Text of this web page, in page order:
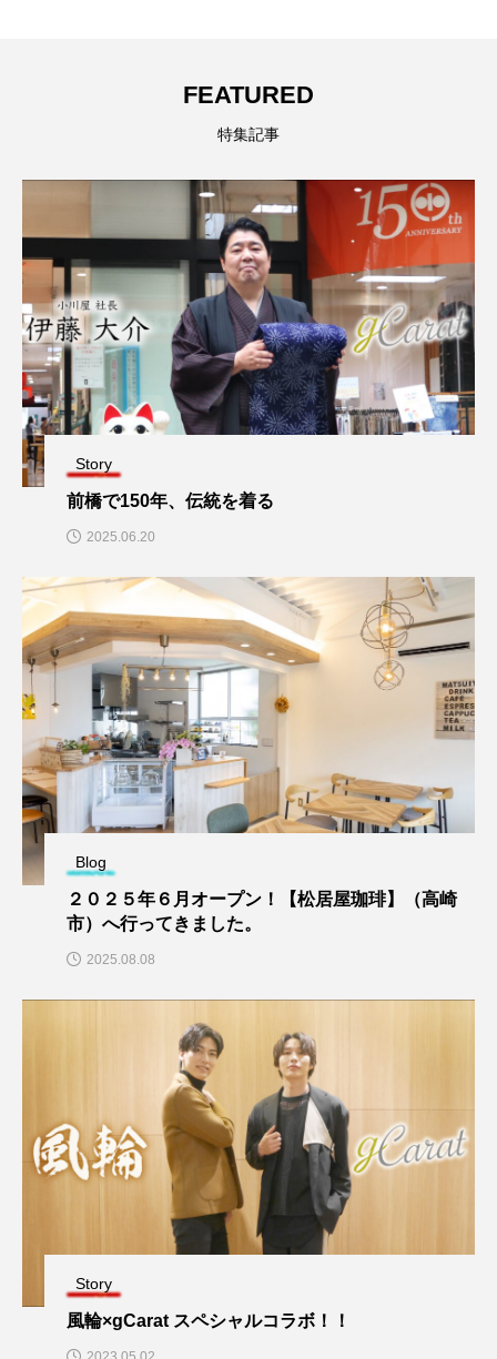
FEATURED
特集記事
Story
前橋で150年、伝統を着る
2025.06.20
Blog
２０２５年６月オープン！【松居屋珈琲】（高崎
市）へ行ってきました。
2025.08.08
Story
風輪×gCarat スペシャルコラボ！！